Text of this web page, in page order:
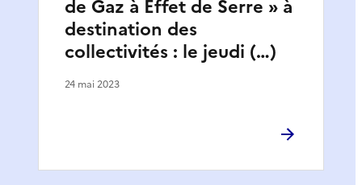
de Gaz à Effet de Serre » à
destination des
collectivités : le jeudi (…)
24 mai 2023